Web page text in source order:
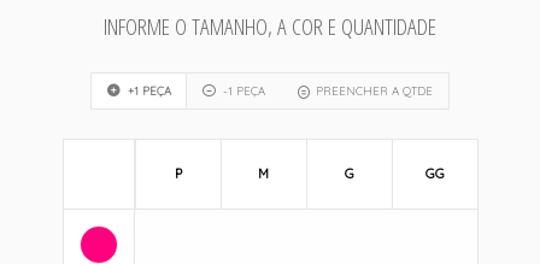
INFORME O TAMANHO, A COR E QUANTIDADE
+1 PEÇA -1 PEÇA PREENCHER A QTDE
P M G GG